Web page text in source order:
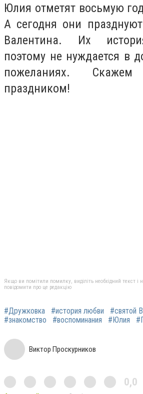
Юлия отметят восьмую
А сегодня они
Валентина. Их
поэтому не нуждается в
пожеланиях.
праздником!
Якщо ви помітили помилку, виділіть необхідний текст і
повідомити про це редакцію
#Дружковка #история любви
#святой
#знакомство
#воспоминания #Юлия
Виктор Проскурников
0,0